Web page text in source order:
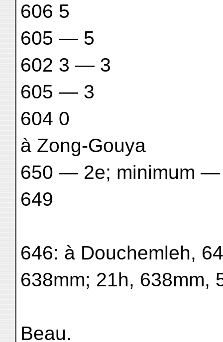
606 5
605 — 5
602 3 — 3
605 — 3
604 0
à Zong-Gouya
650 — 2e; minimum —
649
646: à Douchemleh,
638mm; 21h,
Beau.